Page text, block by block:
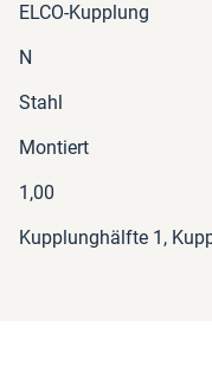
ELCO-Kupplung
N
Stahl
Montiert
1,00
Kupplunghälfte 1,